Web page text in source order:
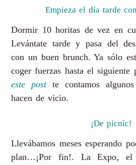
Empieza el día tarde
Dormir 10 horitas de vez en
Levántate tarde y pasa del
con un buen brunch. Ya sólo
coger fuerzas hasta el
este postte contamos
hacen de vicio.
¡De picnic!
Llevábamos meses esperando
plan…¡Por fin!. La Expo, el